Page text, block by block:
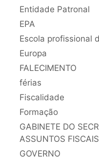
Entidade Patronal
EPA
Escola profissional
Europa
FALECIMENTO
férias
Fiscalidade
Formação
GABINETE DO
ASSUNTOS FISCAIS
GOVERNO